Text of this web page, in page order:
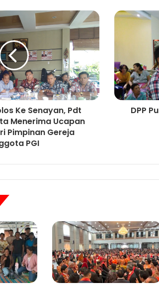
b
o
o
k
e
r
e
d
n
b
r
g
r
a
m
Ke Senayan, Pdt
Menerima Ucapan
Pimpinan Gereja
PGI
DPP